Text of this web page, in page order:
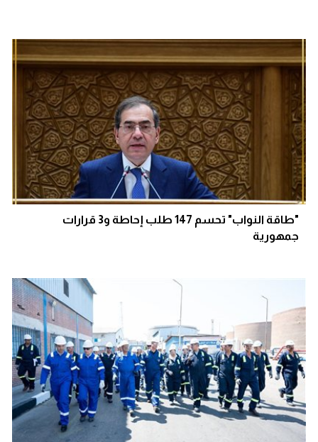
"طاقة النواب" تحسم 147 طلب إحاطة و3 قرارات
جمهورية